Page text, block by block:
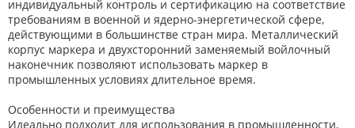
индивидуальный контроль и сертификацию на соответствие
требованиям в военной и ядерно-энергетической сфере,
действующими в большинстве стран мира. Металлический
корпус маркера и двухсторонний заменяемый войлочный
наконечник позволяют использовать маркер в
промышленных условиях длительное время.
Особенности и преимущества
Идеально подходит для использования в промышленности,